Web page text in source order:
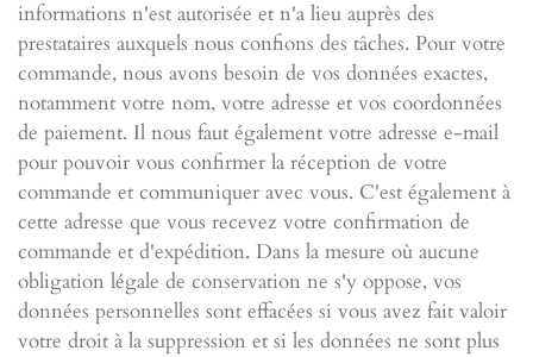
informations n'est autorisée et n'a lieu auprès des
prestataires auxquels nous confions des tâches. Pour votre
commande, nous avons besoin de vos données exactes,
notamment votre nom, votre adresse et vos coordonnées
de paiement. Il nous faut également votre adresse e-mail
pour pouvoir vous confirmer la réception de votre
commande et communiquer avec vous. C'est également à
cette adresse que vous recevez votre confirmation de
commande et d'expédition. Dans la mesure où aucune
obligation légale de conservation ne s'y oppose, vos
données personnelles sont effacées si vous avez fait valoir
votre droit à la suppression et si les données ne sont plus